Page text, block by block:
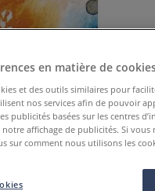
en matière de
et des outils similaires pour
nos services afin de pouvoir
publicités basées sur les centres
affichage de publicités. Si
sur comment nous utilisons les